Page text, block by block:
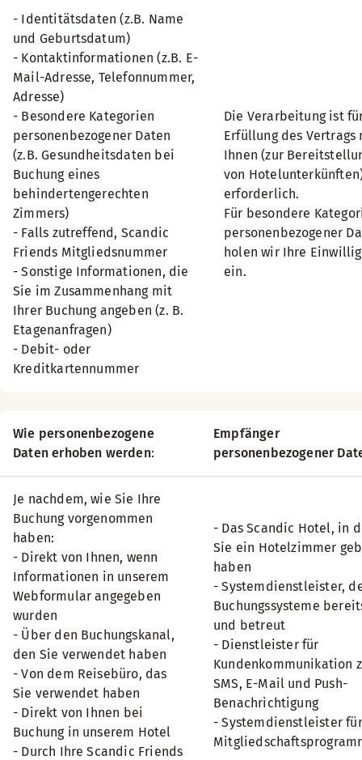
- Identitätsdaten (z.B. Name
und Geburtsdatum)
- Kontaktinformationen (z.B. E-
Mail-Adresse, Telefonnummer,
Adresse)
- Besondere Kategorien
personenbezogener Daten
(z.B. Gesundheitsdaten bei
Buchung eines
behindertengerechten
Zimmers)
- Falls zutreffend, Scandic
Friends Mitgliedsnummer
- Sonstige Informationen, die
Sie im Zusammenhang mit
Ihrer Buchung angeben (z. B.
Etagenanfragen)
- Debit- oder
Kreditkartennummer
Die Verarbeitung ist
Erfüllung des Vertrags
Ihnen (zur
von
erforderlich.
Für besondere
personenbezogener
holen wir Ihre
ein.
Wie personenbezogene
Daten erhoben werden:
Empfänger
personenbezogener
Je nachdem, wie Sie Ihre
Buchung vorgenommen
haben:
- Direkt von Ihnen, wenn
Informationen in unserem
Webformular angegeben
wurden
- Über den Buchungskanal,
den Sie verwendet haben
- Von dem Reisebüro, das
Sie verwendet haben
- Direkt von Ihnen bei
Buchung in unserem Hotel
- Durch Ihre Scandic Friends
- Das Scandic Hotel, in
Sie ein Hotelzimmer
haben
- Systemdienstleister,
Buchungssysteme
und betreut
- Dienstleister für
Kundenkommunikation
SMS, E-Mail und Push-
Benachrichtigung
- Systemdienstleister für